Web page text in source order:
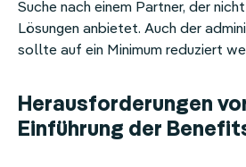
Suche nach einem Partner, der
Lösungen anbietet. Auch der
sollte auf ein Minimum reduziert
Herausforderungen
Einführung der